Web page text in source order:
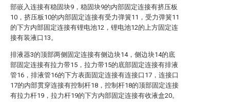
部嵌入连接有稳固块9，稳固块9的内部固定连接有挤压板
10，挤压板10的内部固定连接有受力弹簧11，受力弹簧11
的下方内部固定连接有锂电池12，锂电池12的上方固定连
接有装液口13。
排液器3的顶部两侧固定连接有侧边块14，侧边块14的底
部固定连接有拉力带15，拉力带15的底部固定连接有排液
管16，排液管16的下方表面固定连接有连接口17，连接口
17的内部贯穿连接有控制杆18，控制杆18的顶部固定连接
有拉力杆19，拉力杆19的下方内部固定连接有收液盒20。